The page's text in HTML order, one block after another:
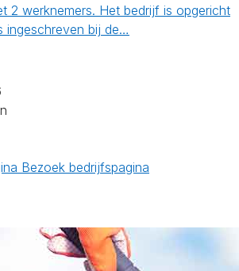
2 werknemers. Het bedrijf is opgericht
ingeschreven bij de…
Bezoek bedrijfspagina